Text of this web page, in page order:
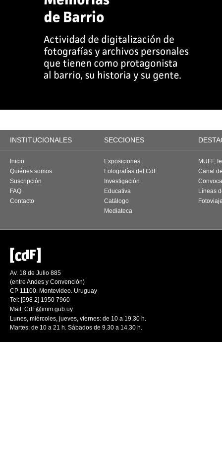
INSTITUCIONALES SECCIONES
Inicio
Quiénes somos
Suscripción
FAQ
Contacto
Exposiciones
Fotografías del CdF
Investigación
Educativa
Catálogo
Mediateca
MUFF,
Canal
Líneas
Av. 18 de Julio 885
(entre Andes y Convención)
CP 11100. Montevideo. Uruguay
Tel: [598 2] 1950 7960
Mail: CdF@imm.gub.uy
Lunes, miércoles, jueves, viernes: de 10 a 19.30 h.
Martes: de 10 a 21 h. Sábados de 9.30 a 14.30 h.